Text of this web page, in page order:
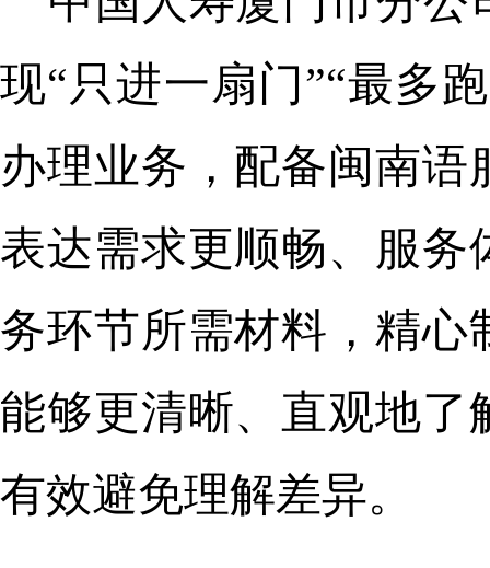
现“只进一扇门”“最多
办理业务，配备闽南
表达需求更顺畅、服
务环节所需材料，精
能够更清晰、直观地
有效避免理解差异。